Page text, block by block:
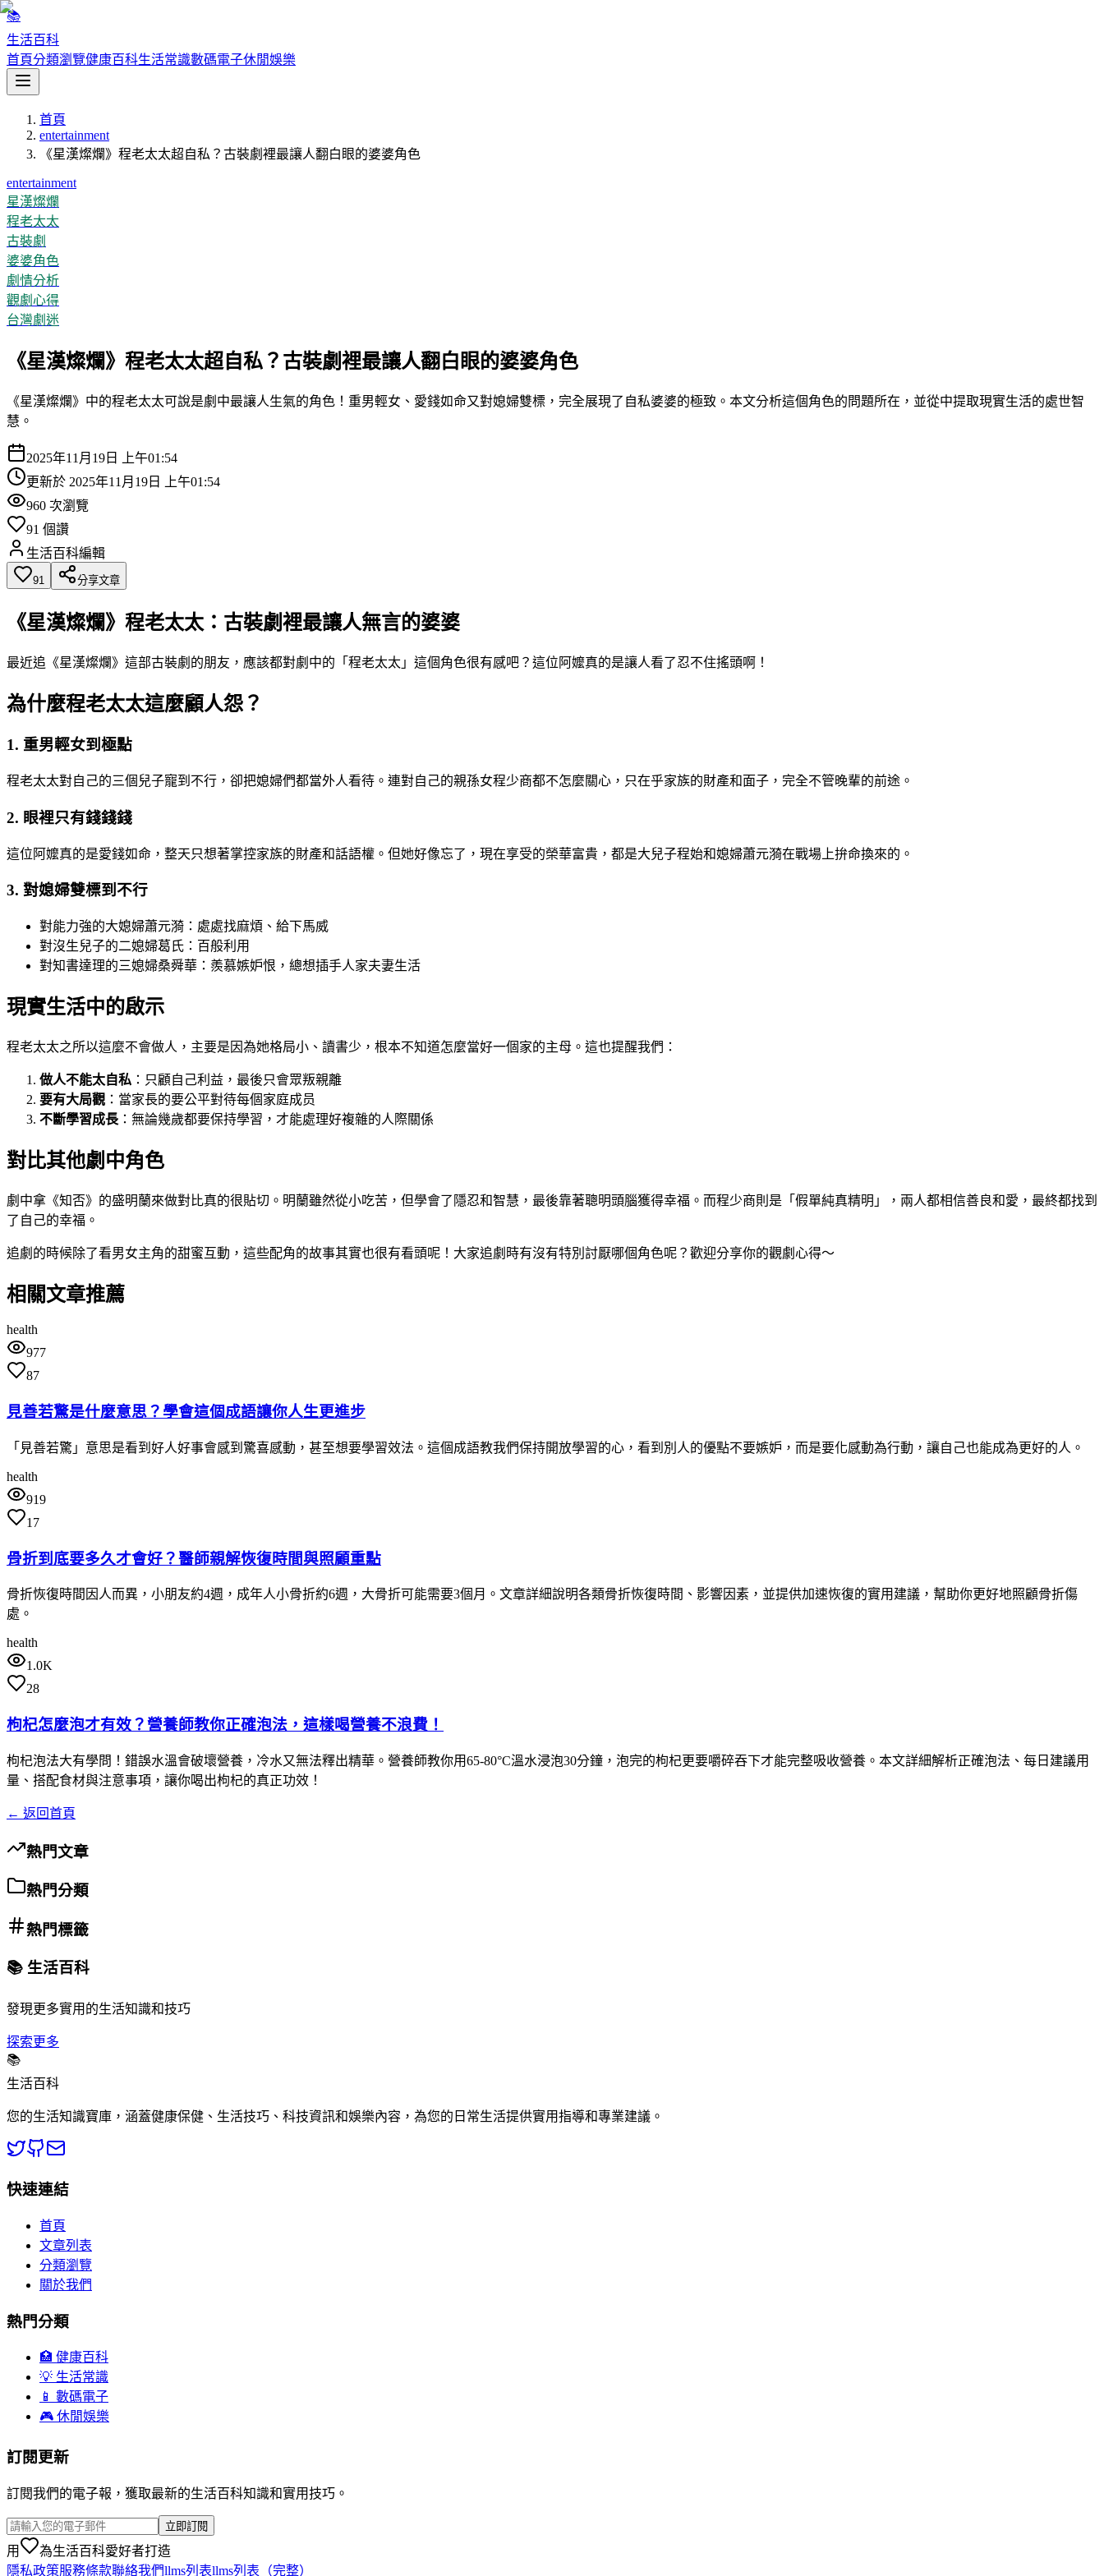
📚
生活百科
首頁分類瀏覽健康百科生活常識數碼電子休閒娛樂
首頁
entertainment
《星漢燦爛》程老太太超自私？古裝劇裡最讓人翻白眼的婆婆角色
entertainment
星漢燦爛
程老太太
古裝劇
婆婆角色
劇情分析
觀劇心得
台灣劇迷
《星漢燦爛》程老太太超自私？古裝劇裡最讓人翻白眼的婆婆角色
《星漢燦爛》中的程老太太可說是劇中最讓人生氣的角色！重男輕女、愛錢如命又對媳婦雙標，完全展現了自私婆婆的極致。本文分析這個角色的問題所在，並從中提取現實生活的處世智
慧。
2025年11月19日 上午01:54
更新於 2025年11月19日 上午01:54
960 次瀏覽
91 個讚
生活百科編輯
91 分享文章
《星漢燦爛》程老太太：古裝劇裡最讓人無言的婆婆
最近追《星漢燦爛》這部古裝劇的朋友，應該都對劇中的「程老太太」這個角色很有感吧？這位阿嬤真的是讓人看了忍不住搖頭啊！
為什麼程老太太這麼顧人怨？
1. 重男輕女到極點
程老太太對自己的三個兒子寵到不行，卻把媳婦們都當外人看待。連對自己的親孫女程少商都不怎麼關心，只在乎家族的財產和面子，完全不管晚輩的前途。
2. 眼裡只有錢錢錢
這位阿嬤真的是愛錢如命，整天只想著掌控家族的財產和話語權。但她好像忘了，現在享受的榮華富貴，都是大兒子程始和媳婦蕭元漪在戰場上拚命換來的。
3. 對媳婦雙標到不行
對能力強的大媳婦蕭元漪：處處找麻煩、給下馬威
對沒生兒子的二媳婦葛氏：百般利用
對知書達理的三媳婦桑舜華：羨慕嫉妒恨，總想插手人家夫妻生活
現實生活中的啟示
程老太太之所以這麼不會做人，主要是因為她格局小、讀書少，根本不知道怎麼當好一個家的主母。這也提醒我們：
做人不能太自私 ：只顧自己利益，最後只會眾叛親離
要有大局觀 ：當家長的要公平對待每個家庭成员
不斷學習成長 ：無論幾歲都要保持學習，才能處理好複雜的人際關係
對比其他劇中角色
劇中拿《知否》的盛明蘭來做對比真的很貼切。明蘭雖然從小吃苦，但學會了隱忍和智慧，最後靠著聰明頭腦獲得幸福。而程少商則是「假單純真精明」，兩人都相信善良和愛，最終都找到
了自己的幸福。
追劇的時候除了看男女主角的甜蜜互動，這些配角的故事其實也很有看頭呢！大家追劇時有沒有特別討厭哪個角色呢？歡迎分享你的觀劇心得～
相關文章推薦
health
977
87
見善若驚是什麼意思？學會這個成語讓你人生更進步
「見善若驚」意思是看到好人好事會感到驚喜感動，甚至想要學習效法。這個成語教我們保持開放學習的心，看到別人的優點不要嫉妒，而是要化感動為行動，讓自己也能成為更好的人。
health
919
17
骨折到底要多久才會好？醫師親解恢復時間與照顧重點
骨折恢復時間因人而異，小朋友約4週，成年人小骨折約6週，大骨折可能需要3個月。文章詳細說明各類骨折恢復時間、影響因素，並提供加速恢復的實用建議，幫助你更好地照顧骨折傷
處。
health
1.0K
28
枸杞怎麼泡才有效？營養師教你正確泡法，這樣喝營養不浪費！
枸杞泡法大有學問！錯誤水溫會破壞營養，冷水又無法釋出精華。營養師教你用65-80°C溫水浸泡30分鐘，泡完的枸杞更要嚼碎吞下才能完整吸收營養。本文詳細解析正確泡法、每日建議用
量、搭配食材與注意事項，讓你喝出枸杞的真正功效！
← 返回首頁
熱門文章
熱門分類
熱門標籤
📚 生活百科
發現更多實用的生活知識和技巧
探索更多
📚
生活百科
您的生活知識寶庫，涵蓋健康保健、生活技巧、科技資訊和娛樂內容，為您的日常生活提供實用指導和專業建議。
快速連結
首頁
文章列表
分類瀏覽
關於我們
熱門分類
🏥 健康百科
💡 生活常識
📱 數碼電子
🎮 休閒娛樂
訂閱更新
訂閱我們的電子報，獲取最新的生活百科知識和實用技巧。
立即訂閱
用
為生活百科愛好者打造
隱私政策服務條款聯絡我們llms列表llms列表（完整）